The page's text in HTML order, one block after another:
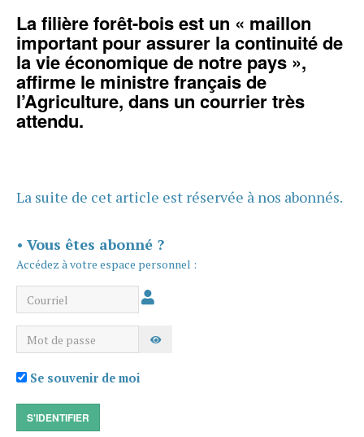
La filière forêt-bois est un « maillon
important pour assurer la continuité de
la vie économique de notre pays »,
affirme le ministre français de
l’Agriculture, dans un courrier très
attendu.
La suite de cet article est réservée à nos abonnés.
• Vous êtes abonné ?
Accédez à votre espace personnel :
Courriel
Mot de passe AFFICHER LE MOT DE PASSE
Se souvenir de moi
S'IDENTIFIER